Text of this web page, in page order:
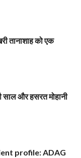
तानाशाह को एक
साल और हसरत मोहानी
profile: ADAG